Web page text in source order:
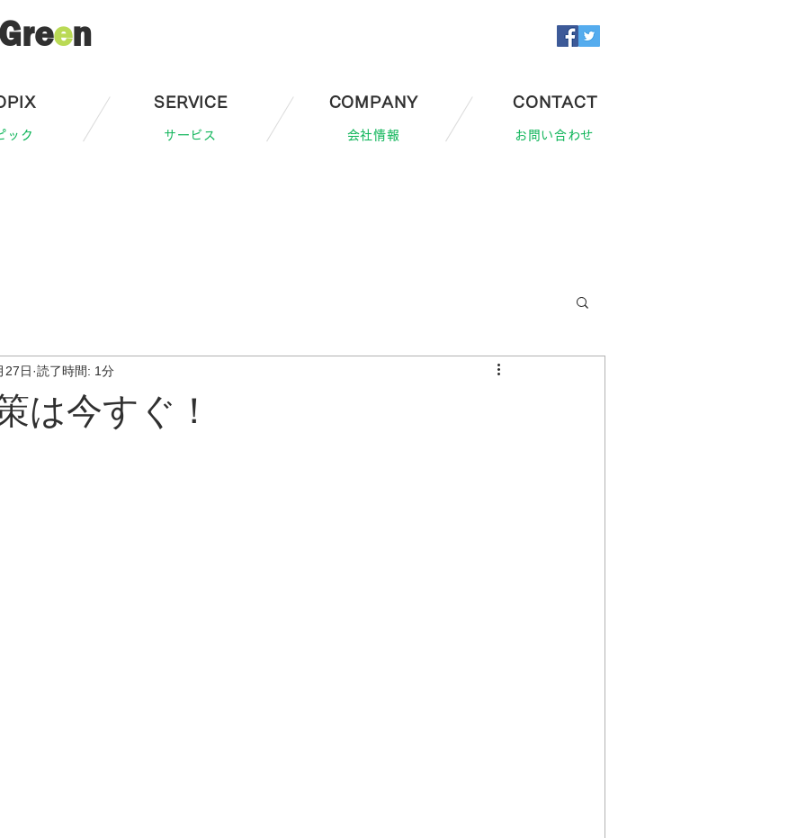
en
ック
SERVICE
サービス
COMPANY
会社情報
CONTACT
お問い合わせ
は今すぐ！
27日 読了時間: 1分